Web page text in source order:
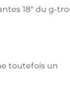
18″ du g-
toutefois un